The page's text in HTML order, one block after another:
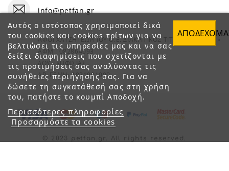
Αυτός ο ιστότοπος χρησιμοποιεί δικά
του cookies και cookies τρίτων για να
βελτιώσει τις υπηρεσίες μας και να σας
δείξει διαφημίσεις που σχετίζονται με
τις προτιμήσεις σας αναλύοντας τις
συνήθειες περιήγησής σας. Για να
δώσετε τη συγκατάθεσή σας στη χρήση
του, πατήστε το κουμπί Αποδοχή.
Περισσότερες πληροφορίες
Προσαρμόστε τα cookies
info@petfan.gr
ΑΦΟΙ ΧΑΤΖΗΓΕΩΡΓΙΟΥ Ο.Ε. ΔΙΑΚΡΙΤΙΚΟΣ ΤΙΤΛΟΣ «PET FAN»
ΑΦΜ : 082864093
ΔΟΥ : ΚΗΦΙΣΙΑΣ
ΑΡ. ΓΕΜΗ: 1821901000
© 2023 petfan.gr. All rights reserved.